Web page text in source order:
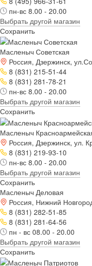
пн-вс 8.00 - 20.00
Выбрать другой магазин
Сохранить
Масленыч Советская
Россия, Дзержинск,
8 (831) 215-51-44
8 (831) 281-78-21
пн-вс 8.00 - 20.00
Выбрать другой магазин
Сохранить
Масленыч
Россия, Дзержинск, ул.
8 (831) 219-93-10
пн-вс 8.00 - 20.00
Выбрать другой магазин
Сохранить
Масленыч Деловая
Россия, Нижний
8 (831) 282-51-85
8 (831) 281-64-56
пн - вс 08.00 - 20.00
Выбрать другой магазин
Сохранить